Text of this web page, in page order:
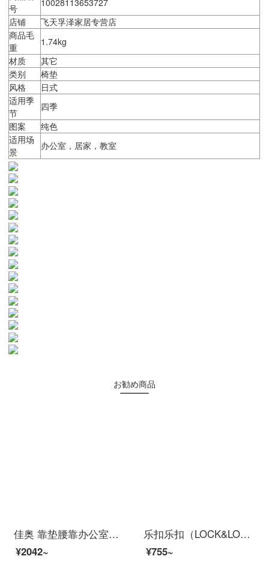
号
店铺
飞天孚泽家居专营店
商品毛
重
1.74kg
材质
其它
类别
椅垫
风格
日式
适用季
节
四季
图案
纯色
适用场
景
办公室，居家，教室
お勧め商品
佳奥 靠垫腰靠办公室抱枕靠枕靠背椅子汽车腰垫 可拆洗坐垫靠垫一体护臀护腰垫 升级带小枕靠垫+坐垫【藏青色套装】
¥2042~
乐扣乐扣（LOCK&LOCK）坐垫凝胶椅垫 汽车夏季透气冰凉垫学生椅子硅胶座垫办公室多功能护腰沙发垫 【加强款】U形凝胶坐垫45*43cm【浅灰外套】
¥755~